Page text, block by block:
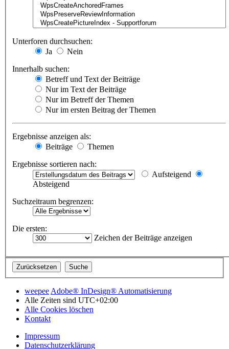
Unterforen durchsuchen:
Ja
Nein
Innerhalb suchen:
Betreff und Text der Beiträge
Nur im Text der Beiträge
Nur im Betreff der Themen
Nur im ersten Beitrag der Themen
Ergebnisse anzeigen als:
Beiträge
Themen
Ergebnisse sortieren nach:
Aufsteigend
Absteigend
Suchzeitraum begrenzen:
Die ersten:
Zeichen der Beiträge anzeigen
weepee Adobe® InDesign® Automatisierung
Alle Zeiten sind UTC+02:00
Alle Cookies löschen
Kontakt
Impressum
Datenschutzerklärung